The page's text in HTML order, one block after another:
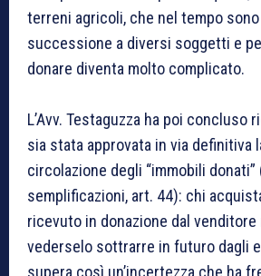
terreni agricoli, che nel tempo
successione a diversi soggetti e
donare diventa molto complicato.
L’Avv. Testaguzza ha poi concluso
sia stata approvata in via definitiva
circolazione degli “immobili donati”
semplificazioni, art. 44): chi
ricevuto in donazione dal venditore
vederselo sottrarre in futuro dagli
supera così un’incertezza che ha